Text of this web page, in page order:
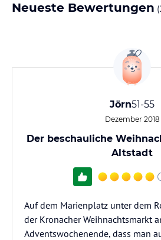
Neueste Bewertungen
Jörn51-55
Dezember 2018
Der beschauliche
Altstadt
Auf dem Marienplatz unter dem
der Kronacher Weihnachtsmarkt
Adventswochenende, dass man